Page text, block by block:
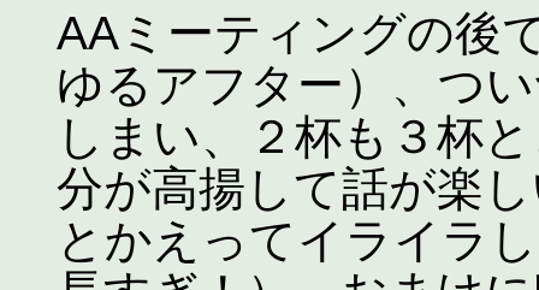
AAミーティングの後
ゆるアフター）、つ
しまい、２杯も３杯
分が高揚して話が楽
とかえってイライラ